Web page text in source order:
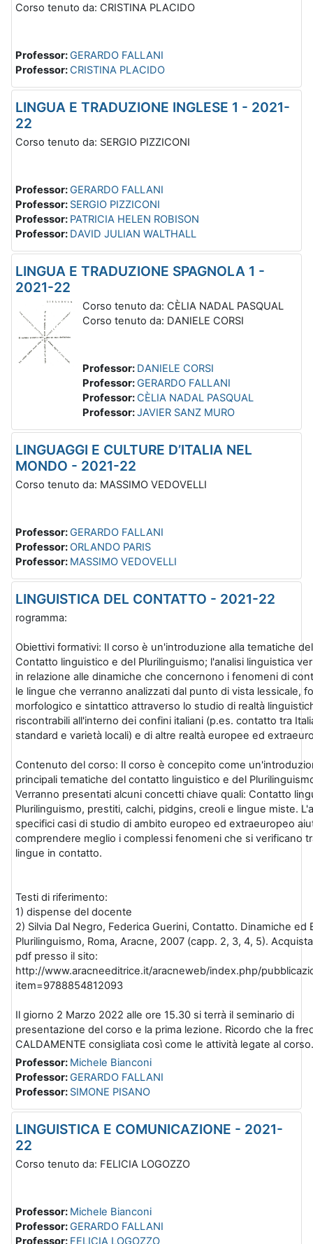
Corso tenuto da: CRISTINA PLACIDO
Professor: GERARDO FALLANI
Professor: CRISTINA PLACIDO
LINGUA E TRADUZIONE INGLESE 1 - 2021-
22
Corso tenuto da: SERGIO PIZZICONI
Professor: GERARDO FALLANI
Professor: SERGIO PIZZICONI
Professor: PATRICIA HELEN ROBISON
Professor: DAVID JULIAN WALTHALL
LINGUA E TRADUZIONE SPAGNOLA 1 -
2021-22
Corso tenuto da: CÈLIA NADAL PASQUAL
Corso tenuto da: DANIELE CORSI
Professor: DANIELE CORSI
Professor: GERARDO FALLANI
Professor: CÈLIA NADAL PASQUAL
Professor:JAVIER SANZ MURO
LINGUAGGI E CULTURE D’ITALIA NEL
MONDO - 2021-22
Corso tenuto da: MASSIMO VEDOVELLI
Professor: GERARDO FALLANI
Professor: ORLANDO PARIS
Professor: MASSIMO VEDOVELLI
LINGUISTICA DEL CONTATTO - 2021-22
rogramma:
Obiettivi formativi: Il corso è un'introduzione alla tematiche del
Contatto linguistico e del Plurilinguismo; l'analisi linguistica
in relazione alle dinamiche che concernono i fenomeni di
le lingue che verranno analizzati dal punto di vista lessicale,
morfologico e sintattico attraverso lo studio di realtà
riscontrabili all'interno dei confini italiani (p.es. contatto tra
standard e varietà locali) e di altre realtà europee ed
Contenuto del corso: Il corso è concepito come
principali tematiche del contatto linguistico e del
Verranno presentati alcuni concetti chiave quali: Contatto
Plurilinguismo, prestiti, calchi, pidgins, creoli e lingue miste.
specifici casi di studio di ambito europeo ed extraeuropeo
comprendere meglio i complessi fenomeni che si verificano
lingue in contatto.
Testi di riferimento:
1) dispense del docente
2) Silvia Dal Negro, Federica Guerini, Contatto. Dinamiche ed
Plurilinguismo, Roma, Aracne, 2007 (capp. 2, 3, 4, 5).
pdf presso il sito:
http://www.aracneeditrice.it/aracneweb/index.php/
item=9788854812093
Il giorno 2 Marzo 2022 alle ore 15.30 si terrà il seminario di
presentazione del corso e la prima lezione. Ricordo che la
CALDAMENTE consigliata così come le attività legate al corso.
Professor: Michele Bianconi
Professor: GERARDO FALLANI
Professor: SIMONE PISANO
LINGUISTICA E COMUNICAZIONE - 2021-
22
Corso tenuto da: FELICIA LOGOZZO
Professor: Michele Bianconi
Professor: GERARDO FALLANI
Professor: FELICIA LOGOZZO